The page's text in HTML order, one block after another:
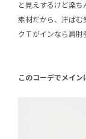
と見えするけど楽
素材だから、汗ばむ
クＴがインなら肩肘
このコーデでメイン